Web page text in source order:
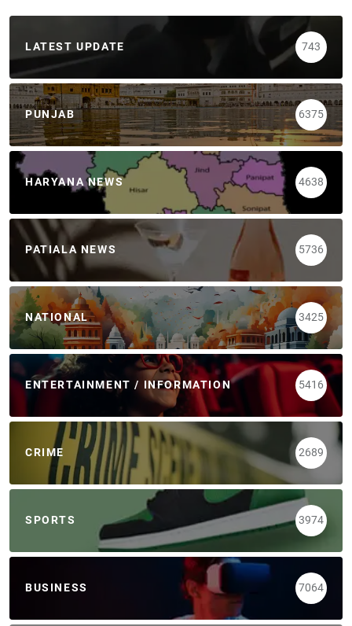
LATEST UPDATE 743
PUNJAB 6375
HARYANA NEWS 4638
PATIALA NEWS 5736
NATIONAL 3425
ENTERTAINMENT / INFORMATION 5416
CRIME 2689
SPORTS 3974
BUSINESS 7064